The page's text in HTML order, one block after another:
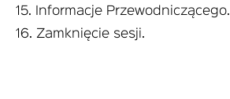
15. Informacje Przewodniczącego.
16. Zamknięcie sesji.